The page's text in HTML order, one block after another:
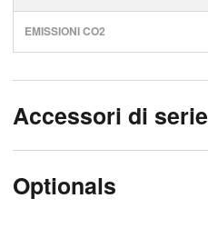
EMISSIONI CO2
Accessori di serie
Optionals